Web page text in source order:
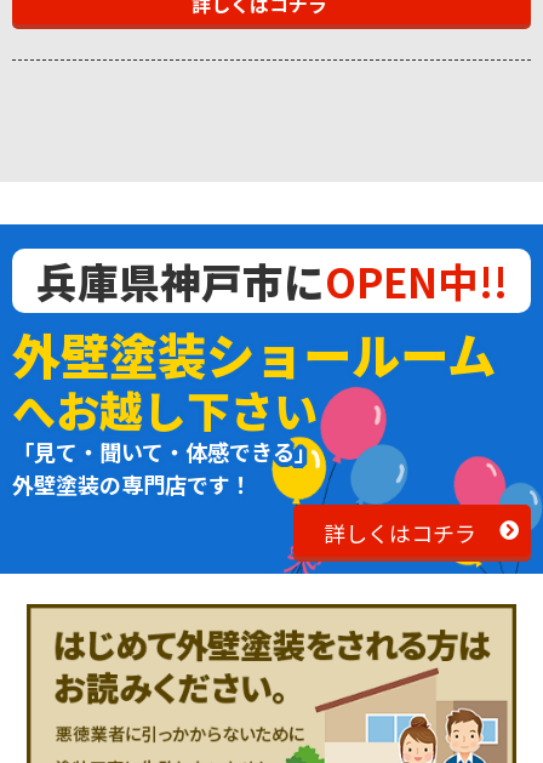
兵庫県神戸市にOPEN中!!
外壁塗装ショールーム
へお越し下さい
「見て・聞いて・体感できる」
外壁塗装の専門店です！
詳しくはコチラ